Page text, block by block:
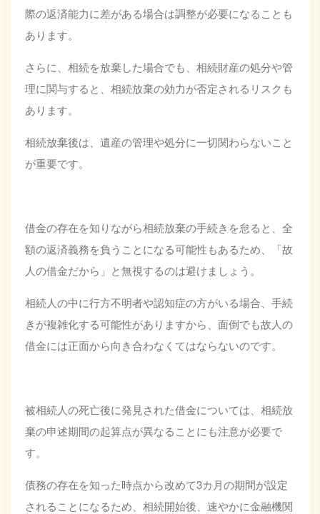
際の返済能力に差がある場合は調整が必要になることも
あります。
さらに、相続を放棄した場合でも、相続財産の処分や管
理に関与すると、相続放棄の効力が否定されるリスクも
あります。
相続放棄後は、遺産の管理や処分に一切関わらないこと
が重要です。
借金の存在を知りながら相続放棄の手続きを怠ると、全
額の返済義務を負うことになる可能性もあるため、「故
人の借金だから」と無視するのは避けましょう。
相続人の中に行方不明者や認知症の方がいる場合、手続
きが複雑化する可能性がありますから、面倒でも故人の
借金には正面から向き合わなくてはならないのです。
被相続人の死亡後に発見された借金については、相続放
棄の申述期間の起算点が異なることにも注意が必要で
す。
債務の存在を知った時点から改めて3カ月の期間が設定
されることになるため、相続開始後、速やかに金融機関